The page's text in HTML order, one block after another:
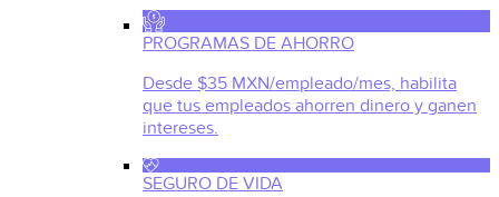
PROGRAMAS DE AHORRO
Desde $35 MXN/empleado/mes, habilita
que tus empleados ahorren dinero y ganen
intereses.
SEGURO DE VIDA